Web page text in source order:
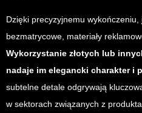
Dzięki precyzyjnemu wykończeniu,
bezmatrycowe, materiały
Wykorzystanie złotych lub
nadaje im elegancki charakter i
subtelne detale odgrywają
w sektorach związanych z